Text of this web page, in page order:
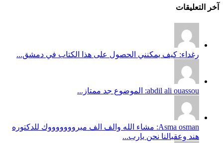
آخر التعليقات
رغداء: كيف يمكنني الحصول على هذا الكتاب في دمشق...
abdil ali ouassou: الموضوع جد ممتاز...
Asma osman: مشاء الله والف الف مبروووووووك للدكتوره
هند وعقبالنا نحن يارب...